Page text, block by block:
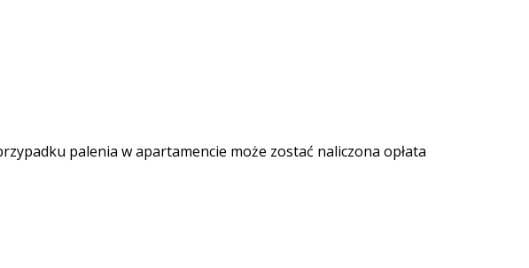
palenia w apartamencie może zostać naliczona opłata